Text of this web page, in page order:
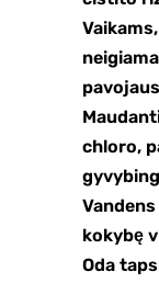
chloro,
kokybę
Oda